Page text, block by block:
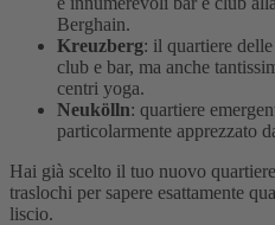
Berghain.
Kreuzberg: il quartiere
club e bar, ma anche
centri yoga.
Neukölln: quartiere
particolarmente apprezzato
Hai già scelto il tuo nuovo
traslochi per sapere esattamente
liscio.